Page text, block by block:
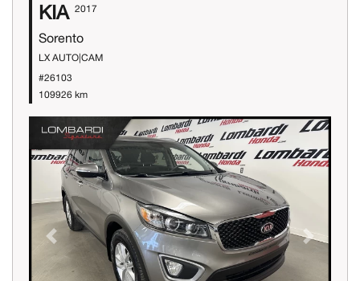
KIA 2017
Sorento
LX AUTO|CAM
#26103
109926 km
Previous Next